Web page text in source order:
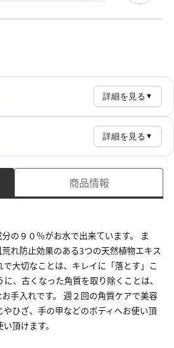
詳細を見る ▼
詳細を見る ▼
商品情報
の９０％がお水で出来ています。 ま
れ防止効果のある3つの天然植物エキス
大切なことは、キレイに「落とす」こ
、古くなった角質を取り除くことは、
手入れです。 週２回の角質ケアで美容
ひざ、手の甲などのボディへお使い頂
頂けます。